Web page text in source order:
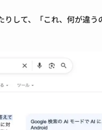
して、「これ、何が違う